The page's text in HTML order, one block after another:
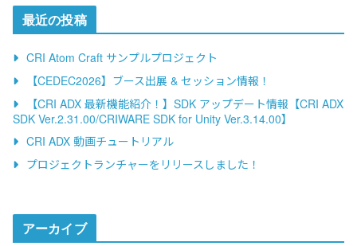
e
n
a
t
i
v
e
最近の投稿
CRI Atom Craft サンプルプロジェクト
【CEDEC2026】ブース出展 & セッション情報！
【CRI ADX 最新機能紹介！】SDK アップデート情報【CRI ADX
SDK Ver.2.31.00/CRIWARE SDK for Unity Ver.3.14.00】
CRI ADX 動画チュートリアル
プロジェクトランチャーをリリースしました！
アーカイブ